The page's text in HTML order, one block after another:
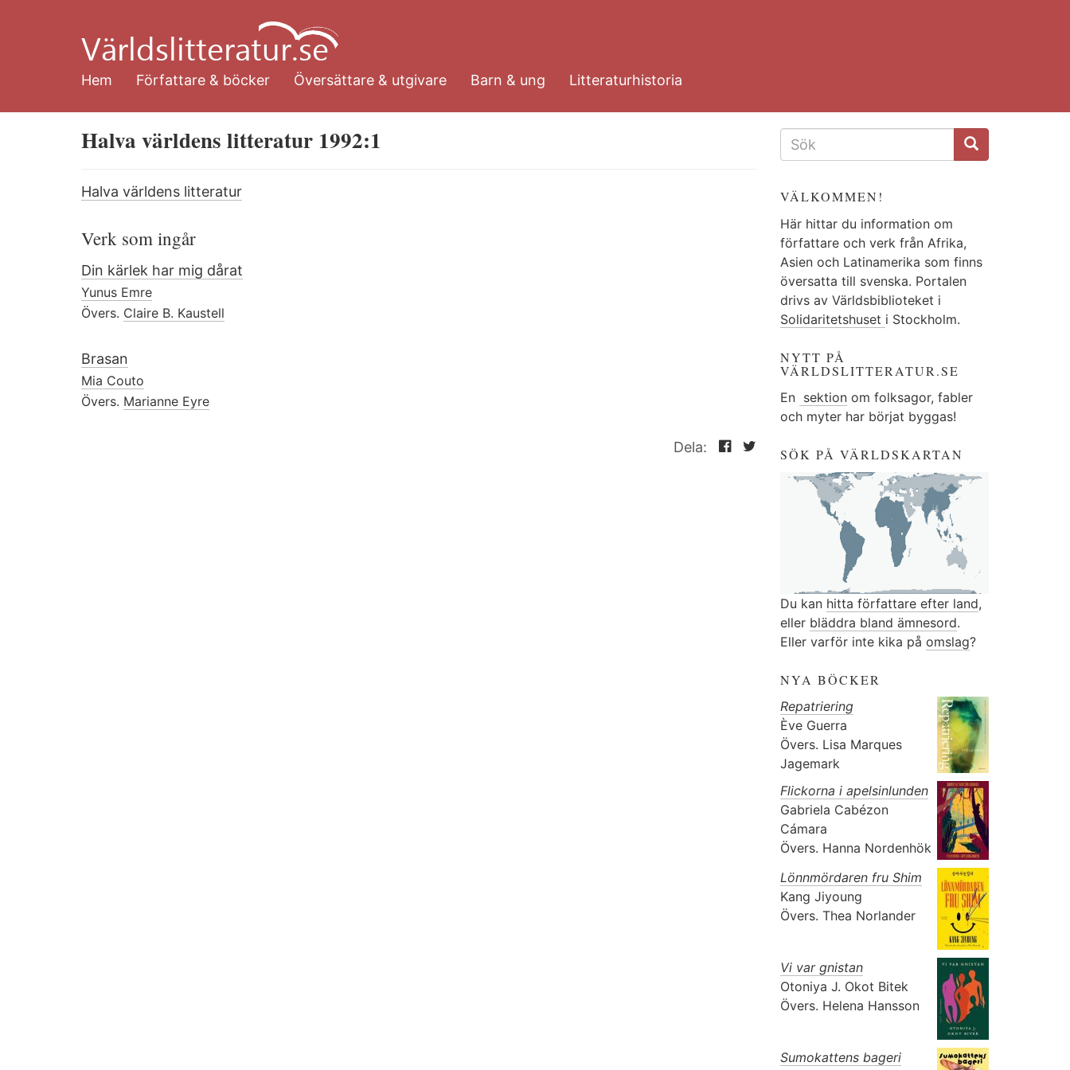
huvudinnehåll
Hem
Författare & böcker Översättare & utgivare Barn & ung Litteraturhistoria
Halva världens litteratur 1992:1
Halva världens litteratur
Verk som ingår
Din kärlek har mig dårat
Yunus Emre
Övers. Claire B. Kaustell
Brasan
Mia Couto
Övers. Marianne Eyre
Dela:
SÖKFORMULÄR
VÄLKOMMEN!
Här hittar du information om
författare och verk från Afrika,
Asien och Latinamerika som finns
översatta till svenska. Portalen
drivs av Världsbiblioteket i
Solidaritetshuset i Stockholm.
NYTT PÅ
VÄRLDSLITTERATUR.SE
En sektionom folksagor, fabler
och myter har börjat byggas!
SÖK PÅ VÄRLDSKARTAN
Du kan hitta författare efter land,
eller bläddra bland ämnesord.
Eller varför inte kika på omslag?
NYA BÖCKER
Repatriering
Ève Guerra
Övers. Lisa Marques
Jagemark
Flickorna i apelsinlunden
Gabriela Cabézon
Cámara
Övers. Hanna Nordenhök
Lönnmördaren fru Shim
Kang Jiyoung
Övers. Thea Norlander
Vi var gnistan
Otoniya J. Okot Bitek
Övers. Helena Hansson
Sumokattens bageri